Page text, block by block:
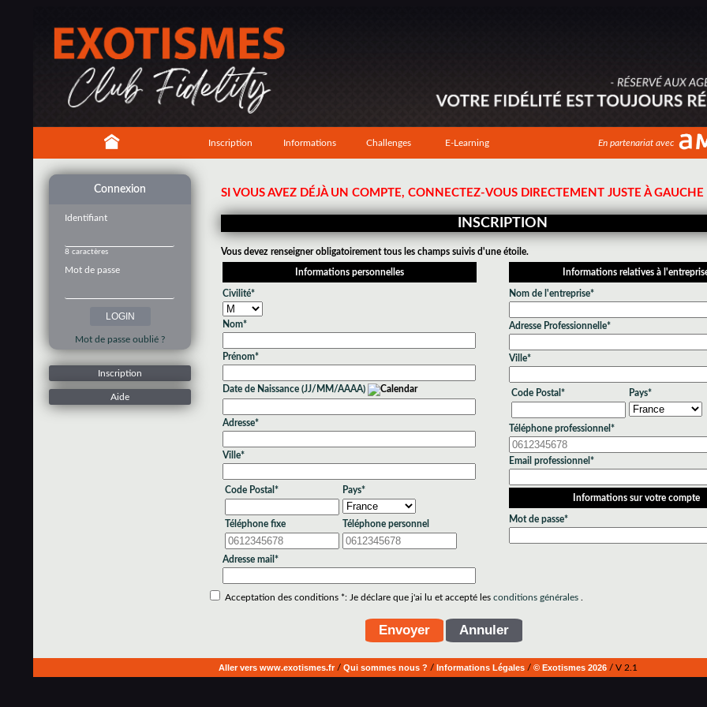
Inscription Informations Challenges E-Learning En partenariat avec
Connexion
Identifiant
8 caractères
Mot de passe
Mot de passe oublié ?
Inscription
Aide
SI VOUS AVEZ DÉJÀ UN COMPTE, CONNECTEZ-VOUS DIRECTEMENT JUSTE À GAUCHE
INSCRIPTION
Vous devez renseigner obligatoirement tous les champs suivis d'une étoile.
Informations personnelles
Civilité*
Nom*
Prénom*
Date de Naissance (JJ/MM/AAAA)
Adresse*
Ville*
Code Postal* Pays*
Téléphone fixe Téléphone personnel
Adresse mail*
Informations relatives à
Nom de l'entreprise*
Adresse Professionnelle*
Ville*
Code Postal* Pays*
Téléphone professionnel*
Email professionnel*
Informations sur votre compte
Mot de passe*
Acceptation des conditions *: Je déclare que j'ai lu et accepté les conditions générales
Aller vers www.exotismes.fr/ Qui sommes nous ? / Informations Légales/ © Exotismes 2026/ V 2.1